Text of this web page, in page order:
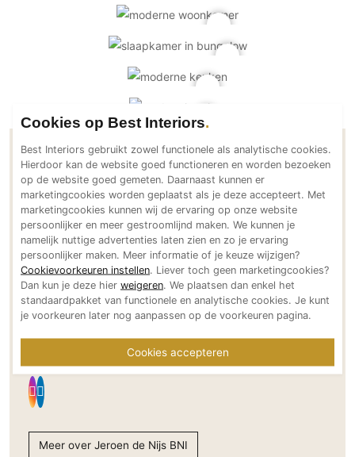
Natuursteen en keramiek vloeren
Afwerking
Wandafwerking
Beton Ciré
Behang / Wandtextiel
Natuursteen en keramiek
Leer
Schilderwerk
Stucwerk
Technologie
Audio/Video
Domotica
Contactgegevens Jeroen de Nijs BNI
Adresgegevens
Knollendamstraat 4hs
1013 TN Amsterdam
NL
Bereikbaar via
+31 (0) 6 123 93 765
jeroen@jeroendenijs.com
jeroendenijs.com
Meer over Jeroen de Nijs BNI
Cookies op Best Interiors
Best Interiors gebruikt zowel functionele als analytische cookies.
Hierdoor kan de website goed functioneren en worden bezoeken
op de website goed gemeten. Daarnaast kunnen er
marketingcookies worden geplaatst als je deze accepteert. Met
marketingcookies kunnen wij de ervaring op onze website
persoonlijker en meer gestroomlijnd maken. We kunnen je
namelijk nuttige advertenties laten zien en zo je ervaring
persoonlijker maken. Meer informatie of je keuze wijzigen?
Cookievoorkeuren instellen. Liever toch geen marketingcookies?
Dan kun je deze hier weigeren. We plaatsen dan enkel het
standaardpakket van functionele en analytische cookies. Je kunt
je voorkeuren later nog aanpassen op de voorkeuren pagina.
Cookies accepteren